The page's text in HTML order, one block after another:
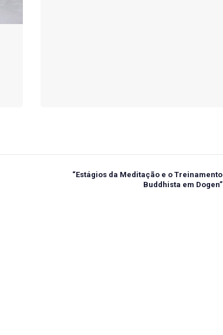
Next
“Estágios da Meditação e o Treinamento
Buddhista em Dogen”